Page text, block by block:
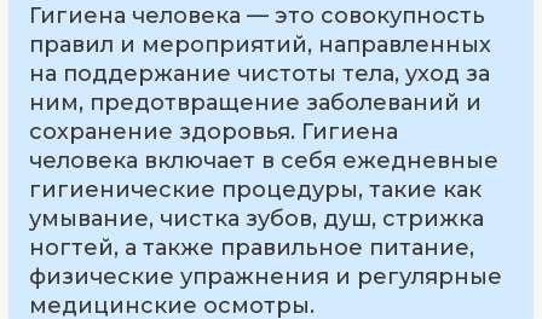
Гигиена человека — это совокупность
правил и мероприятий, направленных
на поддержание чистоты тела, уход за
ним, предотвращение заболеваний и
сохранение здоровья. Гигиена
человека включает в себя ежедневные
гигиенические процедуры, такие как
умывание, чистка зубов, душ, стрижка
ногтей, а также правильное питание,
физические упражнения и регулярные
медицинские осмотры.